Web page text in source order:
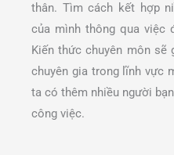
thân. Tìm cách kết hợp
của mình thông qua việc
Kiến thức chuyên môn sẽ
chuyên gia trong lĩnh vực
ta có thêm nhiều người
công việc.